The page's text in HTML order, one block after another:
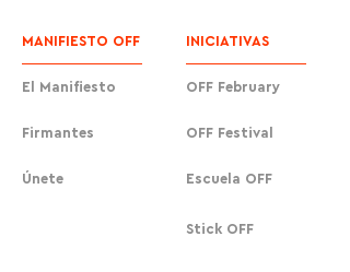
MANIFIESTO OFF
El Manifiesto
Firmantes
Únete
INICIATIVAS
OFF February
OFF Festival
Escuela OFF
Stick OFF